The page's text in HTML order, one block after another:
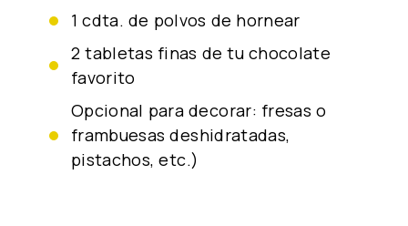
1 cdta. de polvos de hornear
2 tabletas finas de tu chocolate
favorito
opcional para decorar: fresas o
frambuesas deshidratadas,
pistachos, etc.)